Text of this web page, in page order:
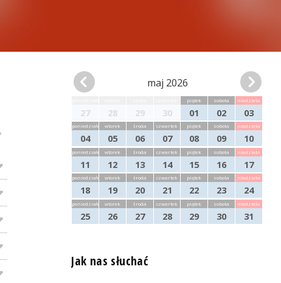
maj 2026
27 28 29 30
piątek
01
sobota
02
niedziela
03
poniedziałek
04
wtorek
05
środa
06
czwartek
07
piątek
08
sobota
09
niedziela
10
poniedziałek
11
wtorek
12
środa
13
czwartek
14
piątek
15
sobota
16
niedziela
17
poniedziałek
18
wtorek
19
środa
20
czwartek
21
piątek
22
sobota
23
niedziela
24
poniedziałek
25
wtorek
26
środa
27
czwartek
28
piątek
29
sobota
30
niedziela
31
Jak nas słuchać